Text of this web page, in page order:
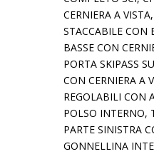
CERNIERA A
STACCABILE CON
BASSE CON
PORTA SKIPASS
CON CERNIERA A
REGOLABILI CON
POLSO INTERNO,
PARTE SINISTRA
GONNELLINA